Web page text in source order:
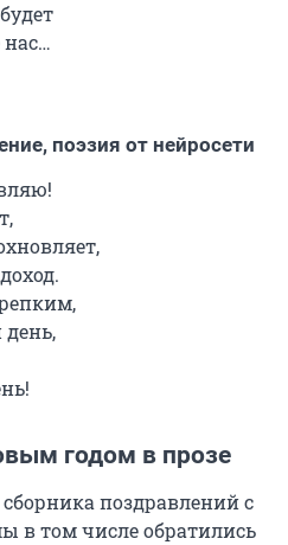
поэзия от нейросети
годом в прозе
поздравлений с
в том числе обратились